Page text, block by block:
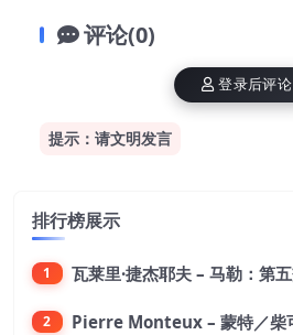
评论(0)
提示：请文明发言
登录后评论
排行榜展示
1
2